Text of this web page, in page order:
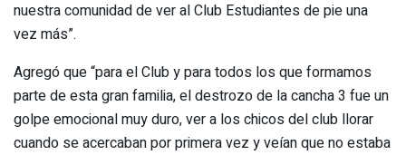
nuestra comunidad de ver al Club Estudiantes de pie una
vez más”.
Agregó que “para el Club y para todos los que formamos
parte de esta gran familia, el destrozo de la cancha 3 fue un
golpe emocional muy duro, ver a los chicos del club llorar
cuando se acercaban por primera vez y veían que no estaba